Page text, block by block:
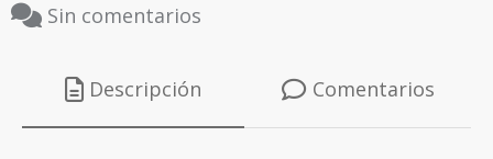
Sin comentarios
Descripción Comentarios